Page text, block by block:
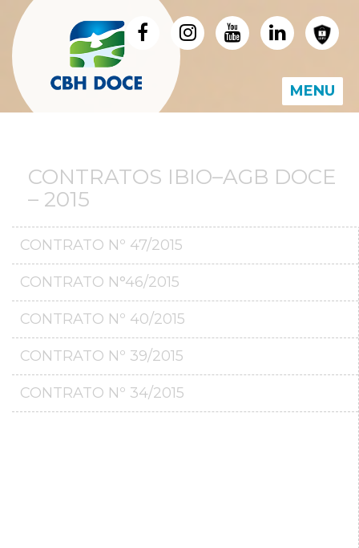
MENU
CONTRATOS IBIO–AGB DOCE
– 2015
CONTRATO Nº 47/2015
CONTRATO N°46/2015
CONTRATO Nº 40/2015
CONTRATO Nº 39/2015
CONTRATO Nº 34/2015